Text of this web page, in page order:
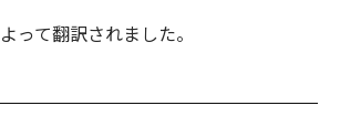
って翻訳されました。